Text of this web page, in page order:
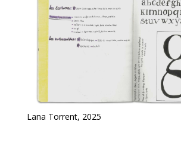
Lana Torrent, 2025